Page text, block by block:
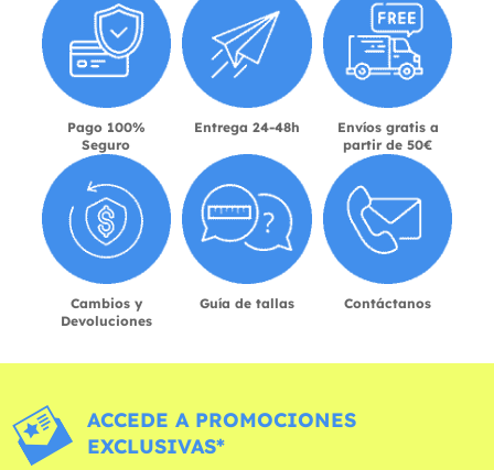
Pago 100%
Seguro
Entrega 24-48h
Envíos gratis a
partir de 50€
Cambios y
Devoluciones
Guía de tallas Contáctanos
ACCEDE A PROMOCIONES
EXCLUSIVAS*